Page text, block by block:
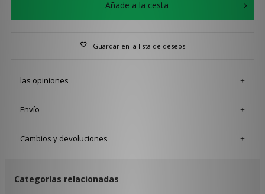
Añade a la cesta
Guardar en la lista de deseos
las opiniones
Envío
Cambios y devoluciones
Categorías relacionadas